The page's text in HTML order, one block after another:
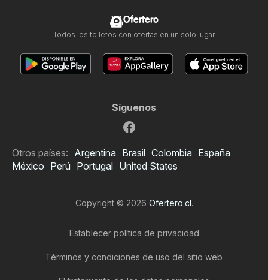
Ofertero
Todos los folletos con ofertas en un solo lugar
Síguenos
Otros países: Argentina Brasil Colombia España
México Perú Portugal United States
Copyright © 2026 Ofertero.cl.
Establecer política de privacidad
Términos y condiciones de uso del sitio web